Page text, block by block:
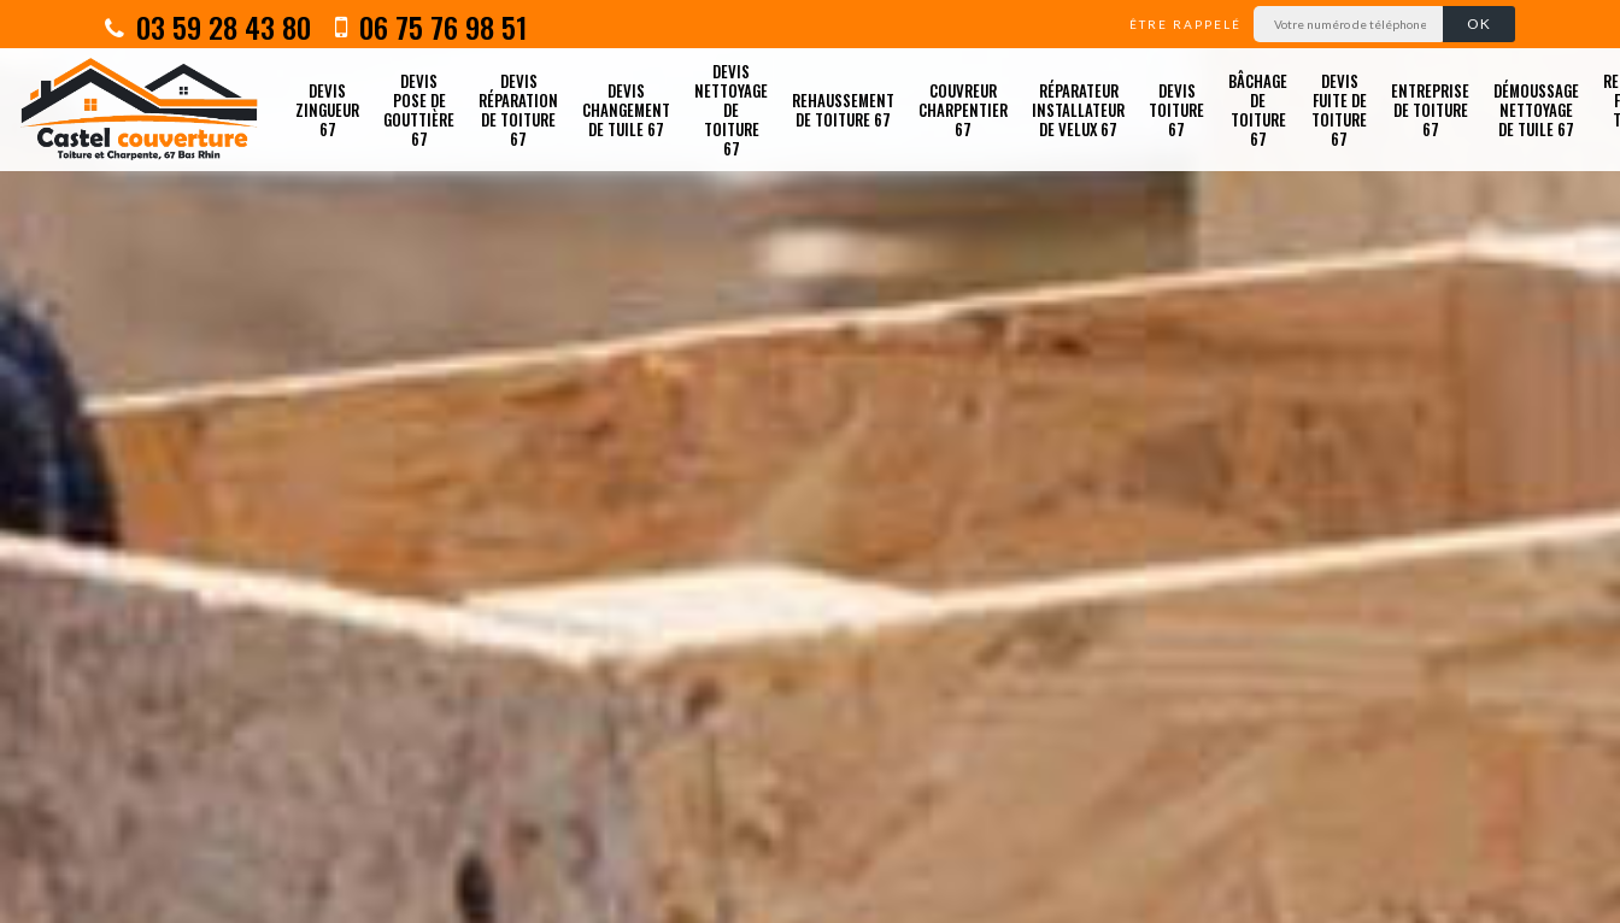
03 59 28 43 80 06 75 76 98 51 ÊTRE RAPPELÉ
DEVIS
ZINGUEUR
67
DEVIS
POSE DE
GOUTTIÈRE
67
DEVIS
RÉPARATION
DE TOITURE
67
DEVIS
CHANGEMENT
DE TUILE 67
DEVIS
NETTOYAGE
DE
TOITURE
67
REHAUSSEMENT
DE TOITURE 67
COUVREUR
CHARPENTIER
67
RÉPARATEUR
INSTALLATEUR
DE VELUX 67
DEVIS
TOITURE
67
BÂCHAGE
DE
TOITURE
67
DEVIS
FUITE DE
TOITURE
67
ENTREPRISE
DE TOITURE
67
DÉMOUSSAGE
NETTOYAGE
DE TUILE 67